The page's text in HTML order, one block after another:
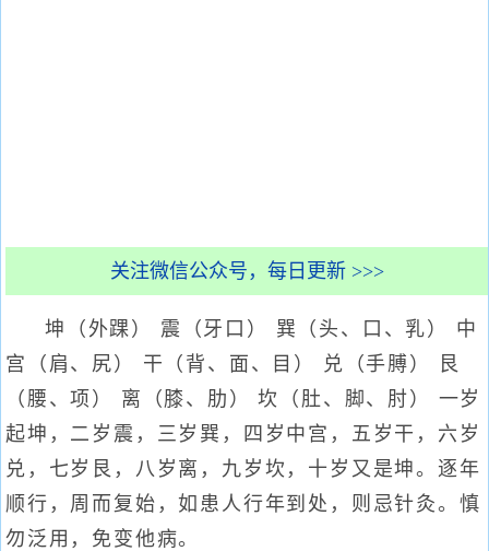
关注微信公众号，每日更新 >>>
坤（外踝） 震（牙口） 巽（头、口、乳） 中
宫（肩、尻） 干（背、面、目） 兑（手膊） 艮
（腰、项） 离（膝、肋） 坎（肚、脚、肘） 一岁
起坤，二岁震，三岁巽，四岁中宫，五岁干，六岁
兑，七岁艮，八岁离，九岁坎，十岁又是坤。逐年
顺行，周而复始，如患人行年到处，则忌针灸。慎
勿泛用，免变他病。